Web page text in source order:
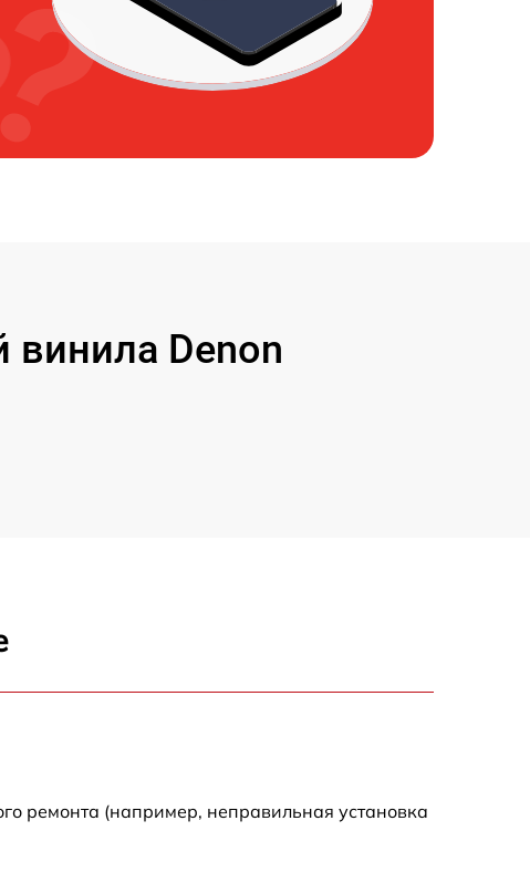
Denon
ремонта (например, неправильная установка